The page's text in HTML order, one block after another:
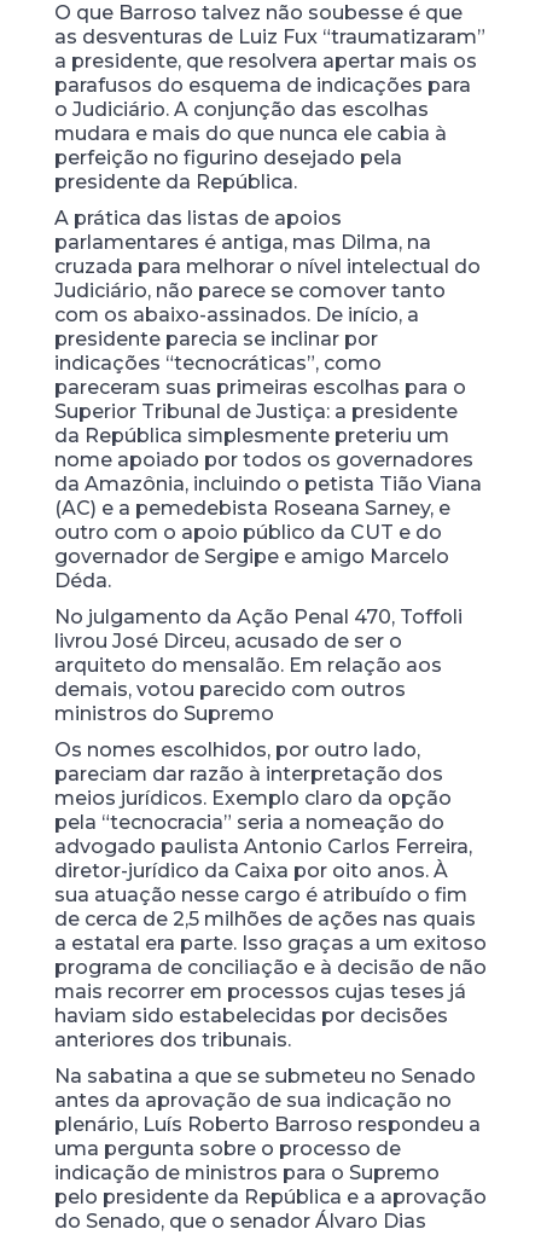
O que Barroso talvez não soubesse é que
as desventuras de Luiz Fux “traumatizaram”
a presidente, que resolvera apertar mais os
parafusos do esquema de indicações para
o Judiciário. A conjunção das escolhas
mudara e mais do que nunca ele cabia à
perfeição no figurino desejado pela
presidente da República.
A prática das listas de apoios
parlamentares é antiga, mas Dilma, na
cruzada para melhorar o nível intelectual do
Judiciário, não parece se comover tanto
com os abaixo-assinados. De início, a
presidente parecia se inclinar por
indicações “tecnocráticas”, como
pareceram suas primeiras escolhas para o
Superior Tribunal de Justiça: a presidente
da República simplesmente preteriu um
nome apoiado por todos os governadores
da Amazônia, incluindo o petista Tião Viana
(AC) e a pemedebista Roseana Sarney, e
outro com o apoio público da CUT e do
governador de Sergipe e amigo Marcelo
Déda.
No julgamento da Ação Penal 470, Toffoli
livrou José Dirceu, acusado de ser o
arquiteto do mensalão. Em relação aos
demais, votou parecido com outros
ministros do Supremo
Os nomes escolhidos, por outro lado,
pareciam dar razão à interpretação dos
meios jurídicos. Exemplo claro da opção
pela “tecnocracia” seria a nomeação do
advogado paulista Antonio Carlos Ferreira,
diretor-jurídico da Caixa por oito anos. À
sua atuação nesse cargo é atribuído o fim
de cerca de 2,5 milhões de ações nas quais
a estatal era parte. Isso graças a um exitoso
programa de conciliação e à decisão de não
mais recorrer em processos cujas teses já
haviam sido estabelecidas por decisões
anteriores dos tribunais.
Na sabatina a que se submeteu no Senado
antes da aprovação de sua indicação no
plenário, Luís Roberto Barroso respondeu a
uma pergunta sobre o processo de
indicação de ministros para o Supremo
pelo presidente da República e a aprovação
do Senado, que o senador Álvaro Dias